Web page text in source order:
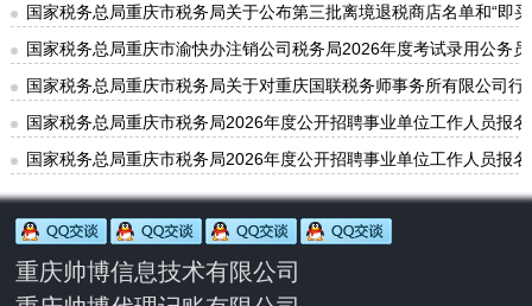
国家税务总局重庆市税务局关于公布第三批离境退税商店名单和“即
国家税务总局重庆市渝快办注销公司税务局2026年度考试录用公务
国家税务总局重庆市税务局关于对重庆国联税务师事务所有限公司行
国家税务总局重庆市税务局2026年度公开招聘事业单位工作人员报
国家税务总局重庆市税务局2026年度公开招聘事业单位工作人员报
重庆帅博信息技术有限公司